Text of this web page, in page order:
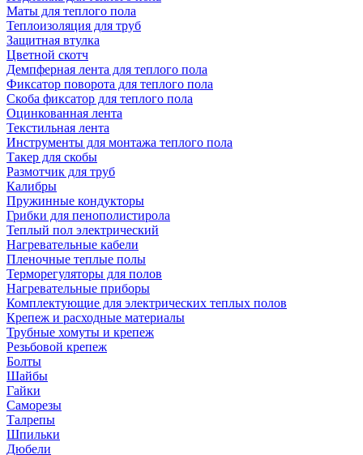
Маты для теплого пола
Теплоизоляция для труб
Защитная втулка
Цветной скотч
Демпферная лента для теплого пола
Фиксатор поворота для теплого пола
Скоба фиксатор для теплого пола
Оцинкованная лента
Текстильная лента
Инструменты для монтажа теплого пола
Такер для скобы
Размотчик для труб
Калибры
Пружинные кондукторы
Грибки для пенополистирола
Теплый пол электрический
Нагревательные кабели
Пленочные теплые полы
Терморегуляторы для полов
Нагревательные приборы
Комплектующие для электрических теплых полов
Крепеж и расходные материалы
Трубные хомуты и крепеж
Резьбовой крепеж
Болты
Шайбы
Гайки
Саморезы
Талрепы
Шпильки
Дюбели